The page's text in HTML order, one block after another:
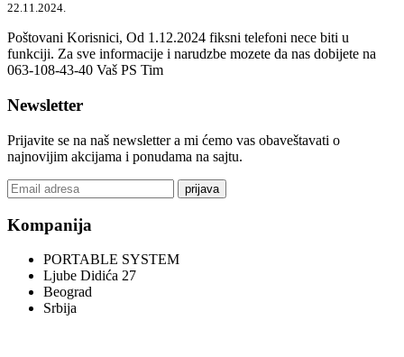
22.11.2024.
Poštovani Korisnici, Od 1.12.2024 fiksni telefoni nece biti u
funkciji. Za sve informacije i narudzbe mozete da nas dobijete na
063-108-43-40 Vaš PS Tim
Newsletter
Prijavite se na naš newsletter a mi ćemo vas obaveštavati o
najnovijim akcijama i ponudama na sajtu.
prijava
Kompanija
PORTABLE SYSTEM
Ljube Didića 27
Beograd
Srbija